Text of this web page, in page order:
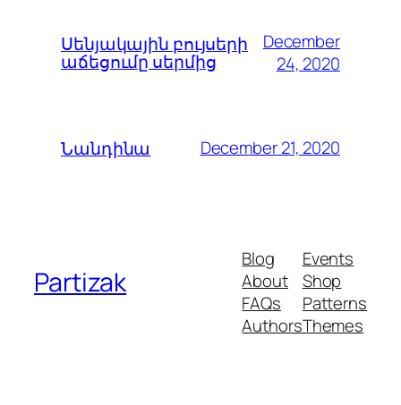
Սենյակային բույսերի
աճեցումը սերմից
December
24, 2020
Նանդինա December 21, 2020
Partizak
Blog
About
FAQs
Authors
Events
Shop
Patterns
Themes